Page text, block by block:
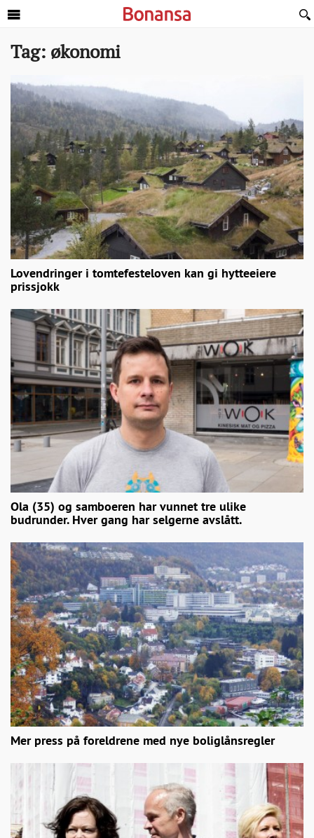
Tag: økonomi
Lovendringer i tomtefesteloven kan gi hytteeiere
prissjokk
Ola (35) og samboeren har vunnet tre ulike
budrunder. Hver gang har selgerne avslått.
Mer press på foreldrene med nye boliglånsregler